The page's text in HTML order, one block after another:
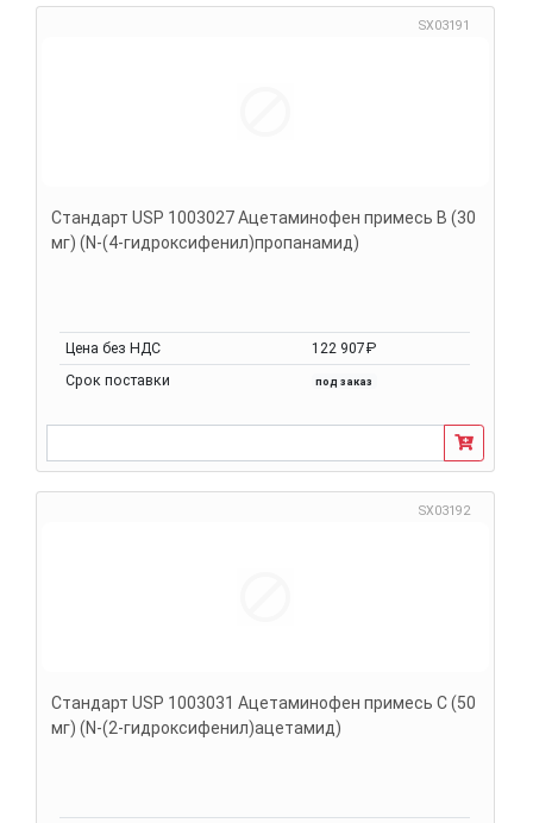
SX03191
Стандарт USP 1003027 Ацетаминофен примесь B (30
мг) (N-(4-гидроксифенил)пропанамид)
Цена без НДС
122 907₽
Срок поставки
под заказ
SX03192
Стандарт USP 1003031 Ацетаминофен примесь C (50
мг) (N-(2-гидроксифенил)ацетамид)